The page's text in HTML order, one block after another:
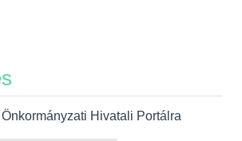
Hivatali Portálra